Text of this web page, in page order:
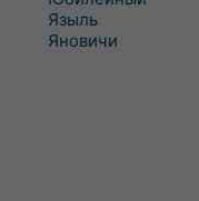
Языль
Яновичи